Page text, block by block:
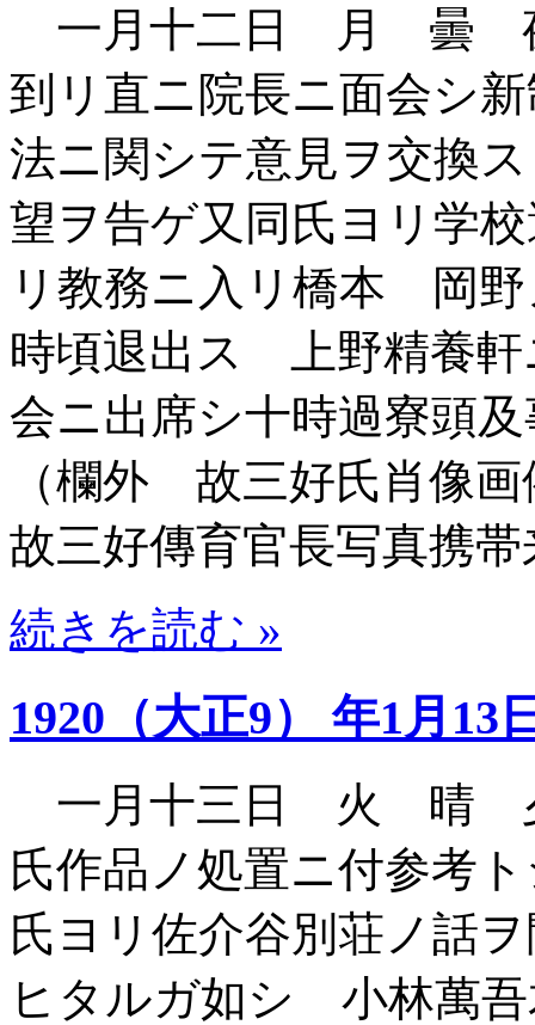
一月十二日 月 曇
到リ直ニ院長ニ面会シ
法ニ関シテ意見ヲ交換
望ヲ告ゲ又同氏ヨリ学
リ教務ニ入リ橋本 岡野
時頃退出ス 上野精養軒
会ニ出席シ十時過寮頭
（欄外 故三好氏肖像
故三好傳育官長写真携帯
続きを読む »
1920（大正9） 年1月13
一月十三日 火 晴
氏作品ノ処置ニ付参考
氏ヨリ佐介谷別荘ノ話
ヒタルガ如シ 小林萬吾